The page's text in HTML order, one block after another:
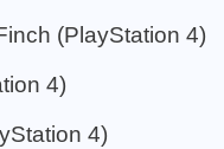
(PlayStation 4)
4)
4)